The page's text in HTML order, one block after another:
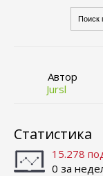
Автор
Jursl
Статистика
15.278
0 за